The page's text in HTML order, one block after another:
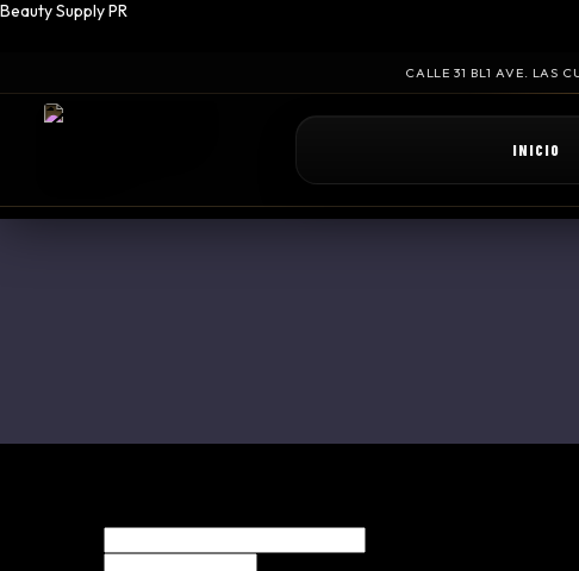
Beauty Supply PR
CALLE 31 BL1 AVE. LAS
INICIO